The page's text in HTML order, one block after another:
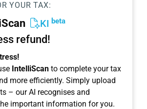
YOUR TAX:
KI beta
refund!
IntelliScan to complete your tax
more efficiently. Simply upload
– our AI recognises and
important information for you.